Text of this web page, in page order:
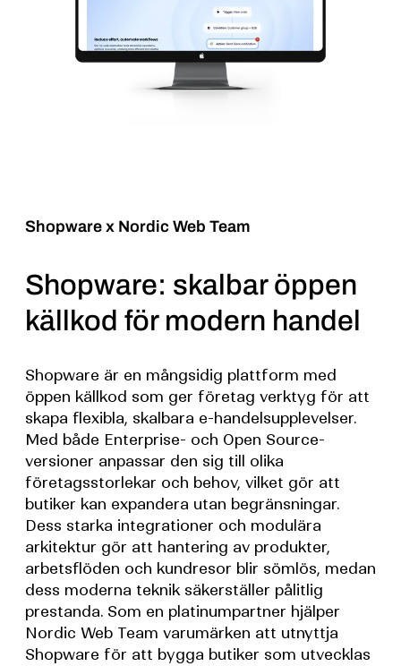
Shopware x Nordic Web Team
Shopware: skalbar öppen
källkod för modern handel
Shopware är en mångsidig plattform med
öppen källkod som ger företag verktyg för att
skapa flexibla, skalbara e-handelsupplevelser.
Med både Enterprise- och Open Source-
versioner anpassar den sig till olika
företagsstorlekar och behov, vilket gör att
butiker kan expandera utan begränsningar.
Dess starka integrationer och modulära
arkitektur gör att hantering av produkter,
arbetsflöden och kundresor blir sömlös, medan
dess moderna teknik säkerställer pålitlig
prestanda. Som en platinumpartner hjälper
Nordic Web Team varumärken att utnyttja
Shopware för att bygga butiker som utvecklas